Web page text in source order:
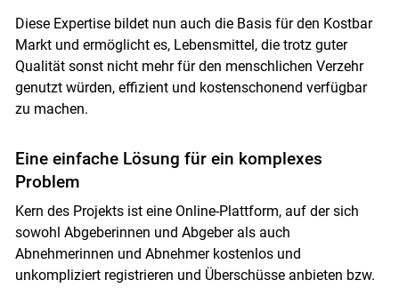
Diese Expertise bildet nun auch die Basis für den Kostbar
Markt und ermöglicht es, Lebensmittel, die trotz guter
Qualität sonst nicht mehr für den menschlichen Verzehr
genutzt würden, effizient und kostenschonend verfügbar
zu machen.
Eine einfache Lösung für ein komplexes
Problem
Kern des Projekts ist eine Online-Plattform, auf der sich
sowohl Abgeberinnen und Abgeber als auch
Abnehmerinnen und Abnehmer kostenlos und
unkompliziert registrieren und Überschüsse anbieten bzw.